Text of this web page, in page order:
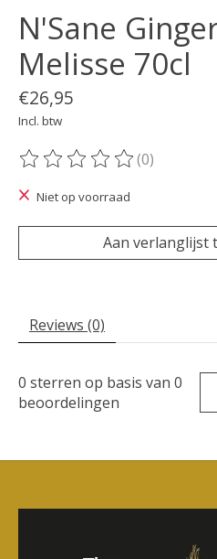
N'Sane
Melisse 70cl
€26,95
Incl. btw
De beoordeling van dit
(0)
Niet op voorraad
Aan verlanglijst
Reviews (0)
0 sterren op basis van 0
beoordelingen